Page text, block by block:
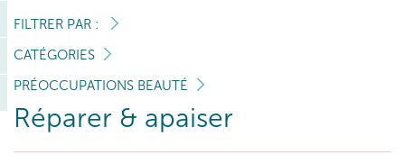
FILTRER PAR :
CATÉGORIES
PRÉOCCUPATIONS BEAUTÉ
Réparer & apaiser